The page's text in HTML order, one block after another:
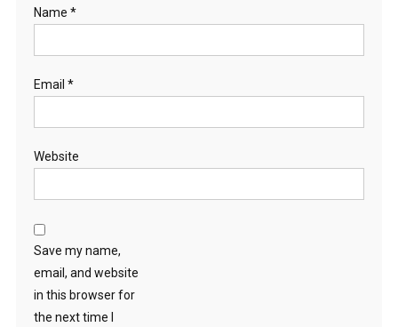
Name *
Email *
Website
Save my name,
email, and website
in this browser for
the next time I